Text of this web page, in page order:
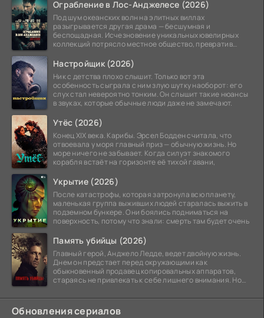
Ограбление в Лос-Анджелесе (2026)
Под шум океанских волн на элитных виллах
разыгрывается другая драма — бесшумная и
беспощадная. Исчезновение уникальных ювелирных
коллекций потрясло местное общество, превратив
Настройщик (2026)
Ник с детства плохо слышит. Только вот эта
особенность сыграла с ним злую шутку наоборот: его
слух стал невероятно тонким. Он слышит такие нюансы
в звуках, которые обычные люди даже не замечают.
Утёс (2026)
Конец XIX века. Карибы. Эрсел Бодден считала, что
отвоевала у моря главный приз — обычную жизнь. Но
море ничего не забывает. Когда силуэт знакомого
корабля встаёт на горизонте её тихой гавани,
Укрытие (2026)
После катастрофы, которая затронула всю планету,
маленькая группа выживших людей старалась выжить в
подземном бункере. Они боялись подниматься на
поверхность, потому что знали: смерть там будет очень
Память убийцы (2026)
Главный герой, Анджело Ледде, ведет двойную жизнь.
Днем он предстает перед окружающими как
обыкновенный продавец копировальных аппаратов,
стараясь не привлекать к себе лишнего внимания. Но
Обновления сериалов